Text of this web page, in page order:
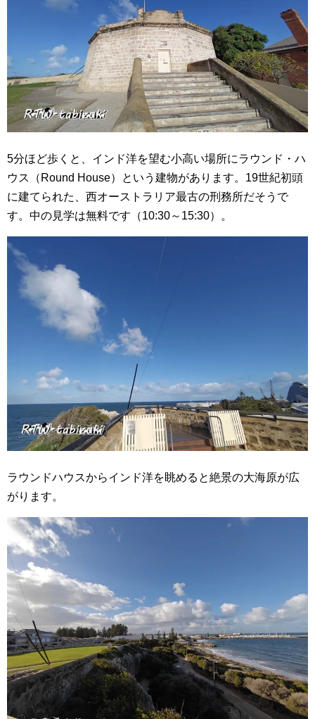
5分ほど歩くと、インド洋を望む小高い場所にラウンド・ハ
ウス（Round House）という建物があります。19世紀初頭
に建てられた、西オーストラリア最古の刑務所だそうで
す。中の見学は無料です（10:30～15:30）。
ラウンドハウスからインド洋を眺めると絶景の大海原が広
がります。